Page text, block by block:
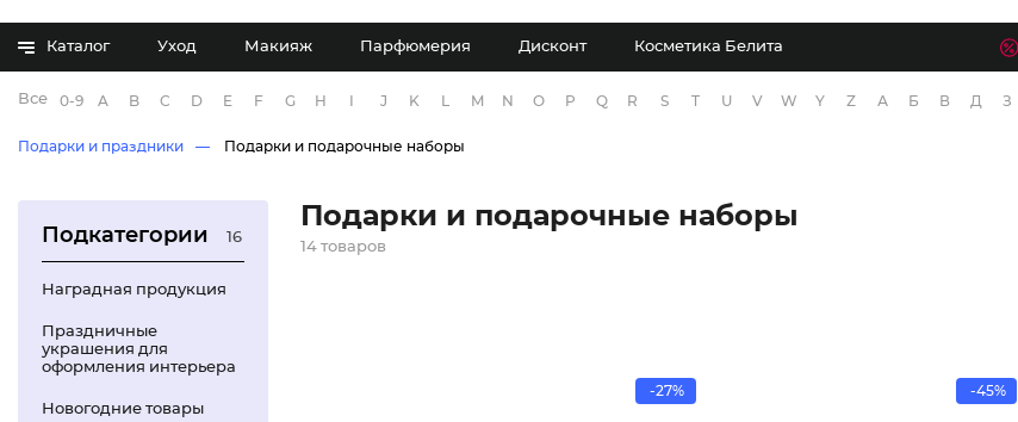
Каталог Уход Макияж Парфюмерия Дисконт Косметика Белита
Все бренды
0-9 A B C D E F G H J K M N O P Q R S T U V W Y Z А Б В Д З
Подарки и праздники Подарки и подарочные наборы
Подкатегории 16
Наградная продукция
Праздничные
украшения для
оформления интерьера
Новогодние товары
Подарки и подарочные наборы
14 товаров
-27% -45%